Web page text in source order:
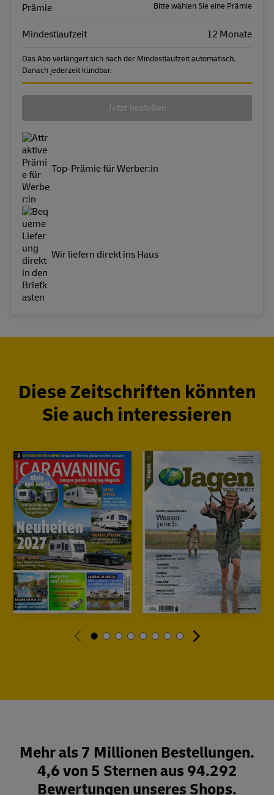
Prämie Bitte wählen Sie eine Prämie
Mindestlaufzeit 12 Monate
Das Abo verlängert sich nach der Mindestlaufzeit automatisch.
Danach jederzeit kündbar.
Jetzt bestellen
Top-Prämie für Werber:in
Wir liefern direkt ins Haus
Diese Zeitschriften könnten
Sie auch interessieren
Mehr als 7 Millionen Bestellungen.
4,6 von 5 Sternen aus 94.292
Bewertungen unseres Shops.